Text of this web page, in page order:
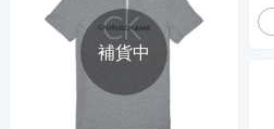
補貨中